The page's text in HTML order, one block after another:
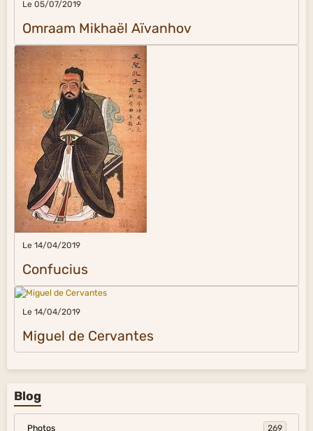
Le 05/07/2019
Omraam Mikhaël Aïvanhov
Le 14/04/2019
Confucius
Le 14/04/2019
Miguel de Cervantes
Blog
Photos 269